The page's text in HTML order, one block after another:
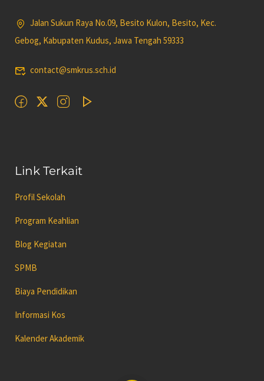
Jalan Sukun Raya No.09, Besito Kulon, Besito, Kec.
Gebog, Kabupaten Kudus, Jawa Tengah 59333
contact@smkrus.sch.id
Link Terkait
Profil Sekolah
Program Keahlian
Blog Kegiatan
SPMB
Biaya Pendidikan
Informasi Kos
Kalender Akademik